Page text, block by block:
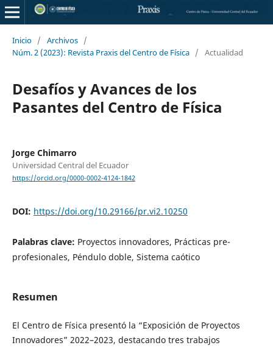
Inicio / Archivos /
Núm. 2 (2023): Revista Praxis del Centro de Física / Actualidad
Desafíos y Avances de los
Pasantes del Centro de Física
Jorge Chimarro
Universidad Central del Ecuador
https://orcid.org/0000-0002-4124-1842
DOI: https://doi.org/10.29166/pr.vi2.10250
Palabras clave: Proyectos innovadores, Prácticas pre-
profesionales, Péndulo doble, Sistema caótico
Resumen
El Centro de Física presentó la “Exposición de Proyectos
Innovadores” 2022–2023, destacando tres trabajos